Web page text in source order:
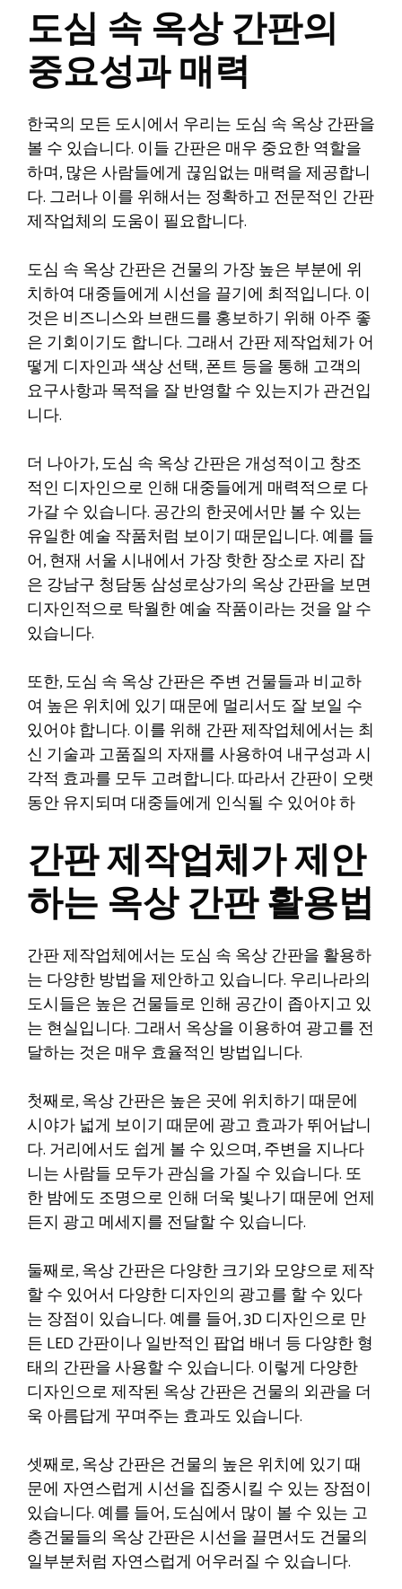
도심 속 옥상 간판의
중요성과 매력
한국의 모든 도시에서 우리는 도심 속 옥상 간판을
볼 수 있습니다. 이들 간판은 매우 중요한 역할을
하며, 많은 사람들에게 끊임없는 매력을 제공합니
다. 그러나 이를 위해서는 정확하고 전문적인 간판
제작업체의 도움이 필요합니다.
도심 속 옥상 간판은 건물의 가장 높은 부분에 위
치하여 대중들에게 시선을 끌기에 최적입니다. 이
것은 비즈니스와 브랜드를 홍보하기 위해 아주 좋
은 기회이기도 합니다. 그래서 간판 제작업체가 어
떻게 디자인과 색상 선택, 폰트 등을 통해 고객의
요구사항과 목적을 잘 반영할 수 있는지가 관건입
니다.
더 나아가, 도심 속 옥상 간판은 개성적이고 창조
적인 디자인으로 인해 대중들에게 매력적으로 다
가갈 수 있습니다. 공간의 한곳에서만 볼 수 있는
유일한 예술 작품처럼 보이기 때문입니다. 예를 들
어, 현재 서울 시내에서 가장 핫한 장소로 자리 잡
은 강남구 청담동 삼성로상가의 옥상 간판을 보면
디자인적으로 탁월한 예술 작품이라는 것을 알 수
있습니다.
또한, 도심 속 옥상 간판은 주변 건물들과 비교하
여 높은 위치에 있기 때문에 멀리서도 잘 보일 수
있어야 합니다. 이를 위해 간판 제작업체에서는 최
신 기술과 고품질의 자재를 사용하여 내구성과 시
각적 효과를 모두 고려합니다. 따라서 간판이 오랫
동안 유지되며 대중들에게 인식될 수 있어야 하
간판 제작업체가 제안
하는 옥상 간판 활용법
간판 제작업체에서는 도심 속 옥상 간판을 활용하
는 다양한 방법을 제안하고 있습니다. 우리나라의
도시들은 높은 건물들로 인해 공간이 좁아지고 있
는 현실입니다. 그래서 옥상을 이용하여 광고를 전
달하는 것은 매우 효율적인 방법입니다.
첫째로, 옥상 간판은 높은 곳에 위치하기 때문에
시야가 넓게 보이기 때문에 광고 효과가 뛰어납니
다. 거리에서도 쉽게 볼 수 있으며, 주변을 지나다
니는 사람들 모두가 관심을 가질 수 있습니다. 또
한 밤에도 조명으로 인해 더욱 빛나기 때문에 언제
든지 광고 메세지를 전달할 수 있습니다.
둘째로, 옥상 간판은 다양한 크기와 모양으로 제작
할 수 있어서 다양한 디자인의 광고를 할 수 있다
는 장점이 있습니다. 예를 들어, 3D 디자인으로 만
든 LED 간판이나 일반적인 팝업 배너 등 다양한 형
태의 간판을 사용할 수 있습니다. 이렇게 다양한
디자인으로 제작된 옥상 간판은 건물의 외관을 더
욱 아름답게 꾸며주는 효과도 있습니다.
셋째로, 옥상 간판은 건물의 높은 위치에 있기 때
문에 자연스럽게 시선을 집중시킬 수 있는 장점이
있습니다. 예를 들어, 도심에서 많이 볼 수 있는 고
층건물들의 옥상 간판은 시선을 끌면서도 건물의
일부분처럼 자연스럽게 어우러질 수 있습니다.